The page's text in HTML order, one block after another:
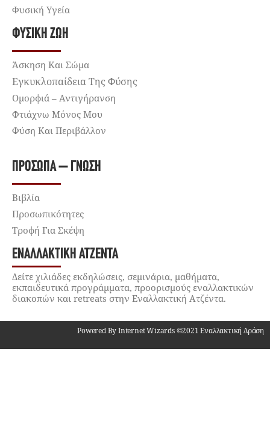
Φυσική Υγεία
ΦΥΣΙΚΉ ΖΩΉ
Άσκηση Και Σώμα
Εγκυκλοπαίδεια Της Φύσης
Ομορφιά – Αντιγήρανση
Φτιάχνω Μόνος Μου
Φύση Και Περιβάλλον
ΠΡΌΣΩΠΑ – ΓΝΏΣΗ
Βιβλία
Προσωπικότητες
Τροφή Για Σκέψη
ΕΝΑΛΛΑΚΤΙΚΉ ΑΤΖΈΝΤΑ
Δείτε χιλιάδες εκδηλώσεις, σεμινάρια, μαθήματα,
εκπαιδευτικά προγράμματα, προορισμούς εναλλακτικών
διακοπών και retreats στην Εναλλακτική Ατζέντα.
Powered By Internet Wizards ©2021 Εναλλακτική Δράση